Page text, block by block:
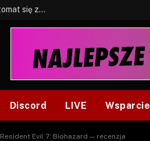
BONUS: Jak w tym kawale. A ja wiem co się zepsuło. Automat się zepsuł.
Discord LIVE Wsparcie
Resident Evil 7: Biohazard — recenzja